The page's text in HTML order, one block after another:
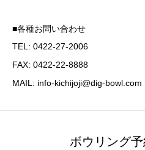
■各種お問い合わせ
TEL: 0422-27-2006
FAX: 0422-22-8888
MAIL: info-kichijoji@dig-bowl.com
ボウリング予